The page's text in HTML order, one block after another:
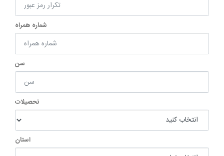
شماره همراه
سن
تحصیلات
استان